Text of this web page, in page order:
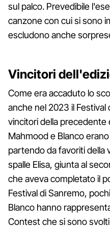
sul palco. Prevedibile
canzone con cui si sono
escludono anche
Vincitori
Come era accaduto lo
anche nel 2023 il Festival
vincitori della precedente
Mahmood e Blanco
partendo da favoriti della
spalle Elisa, giunta al
che aveva completato il
Festival di Sanremo,
Blanco hanno
Contest che si sono